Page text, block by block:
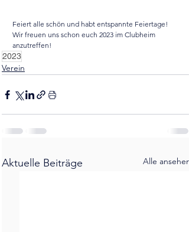
Feiert alle schön und habt entspannte Feiertage!
Wir freuen uns schon euch 2023 im Clubheim
anzutreffen!
2023
Verein
Aktuelle Beiträge Alle ansehen